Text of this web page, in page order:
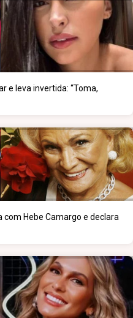
e leva invertida: “Toma,
Hebe Camargo e declara